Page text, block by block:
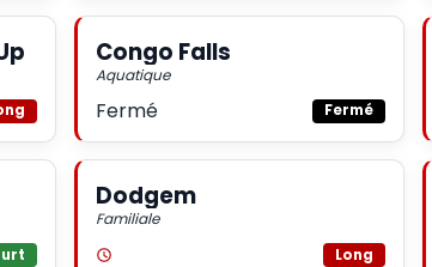
Congo Falls
Aquatique
Fermé Fermé
Dodgem
Familiale
Long